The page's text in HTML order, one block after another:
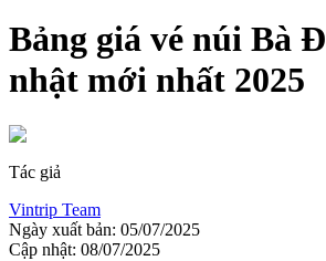
Bảng giá vé núi Bà
nhật mới nhất 2025
Tác giả
Vintrip Team
Ngày xuất bản: 05/07/2025
Cập nhật: 08/07/2025